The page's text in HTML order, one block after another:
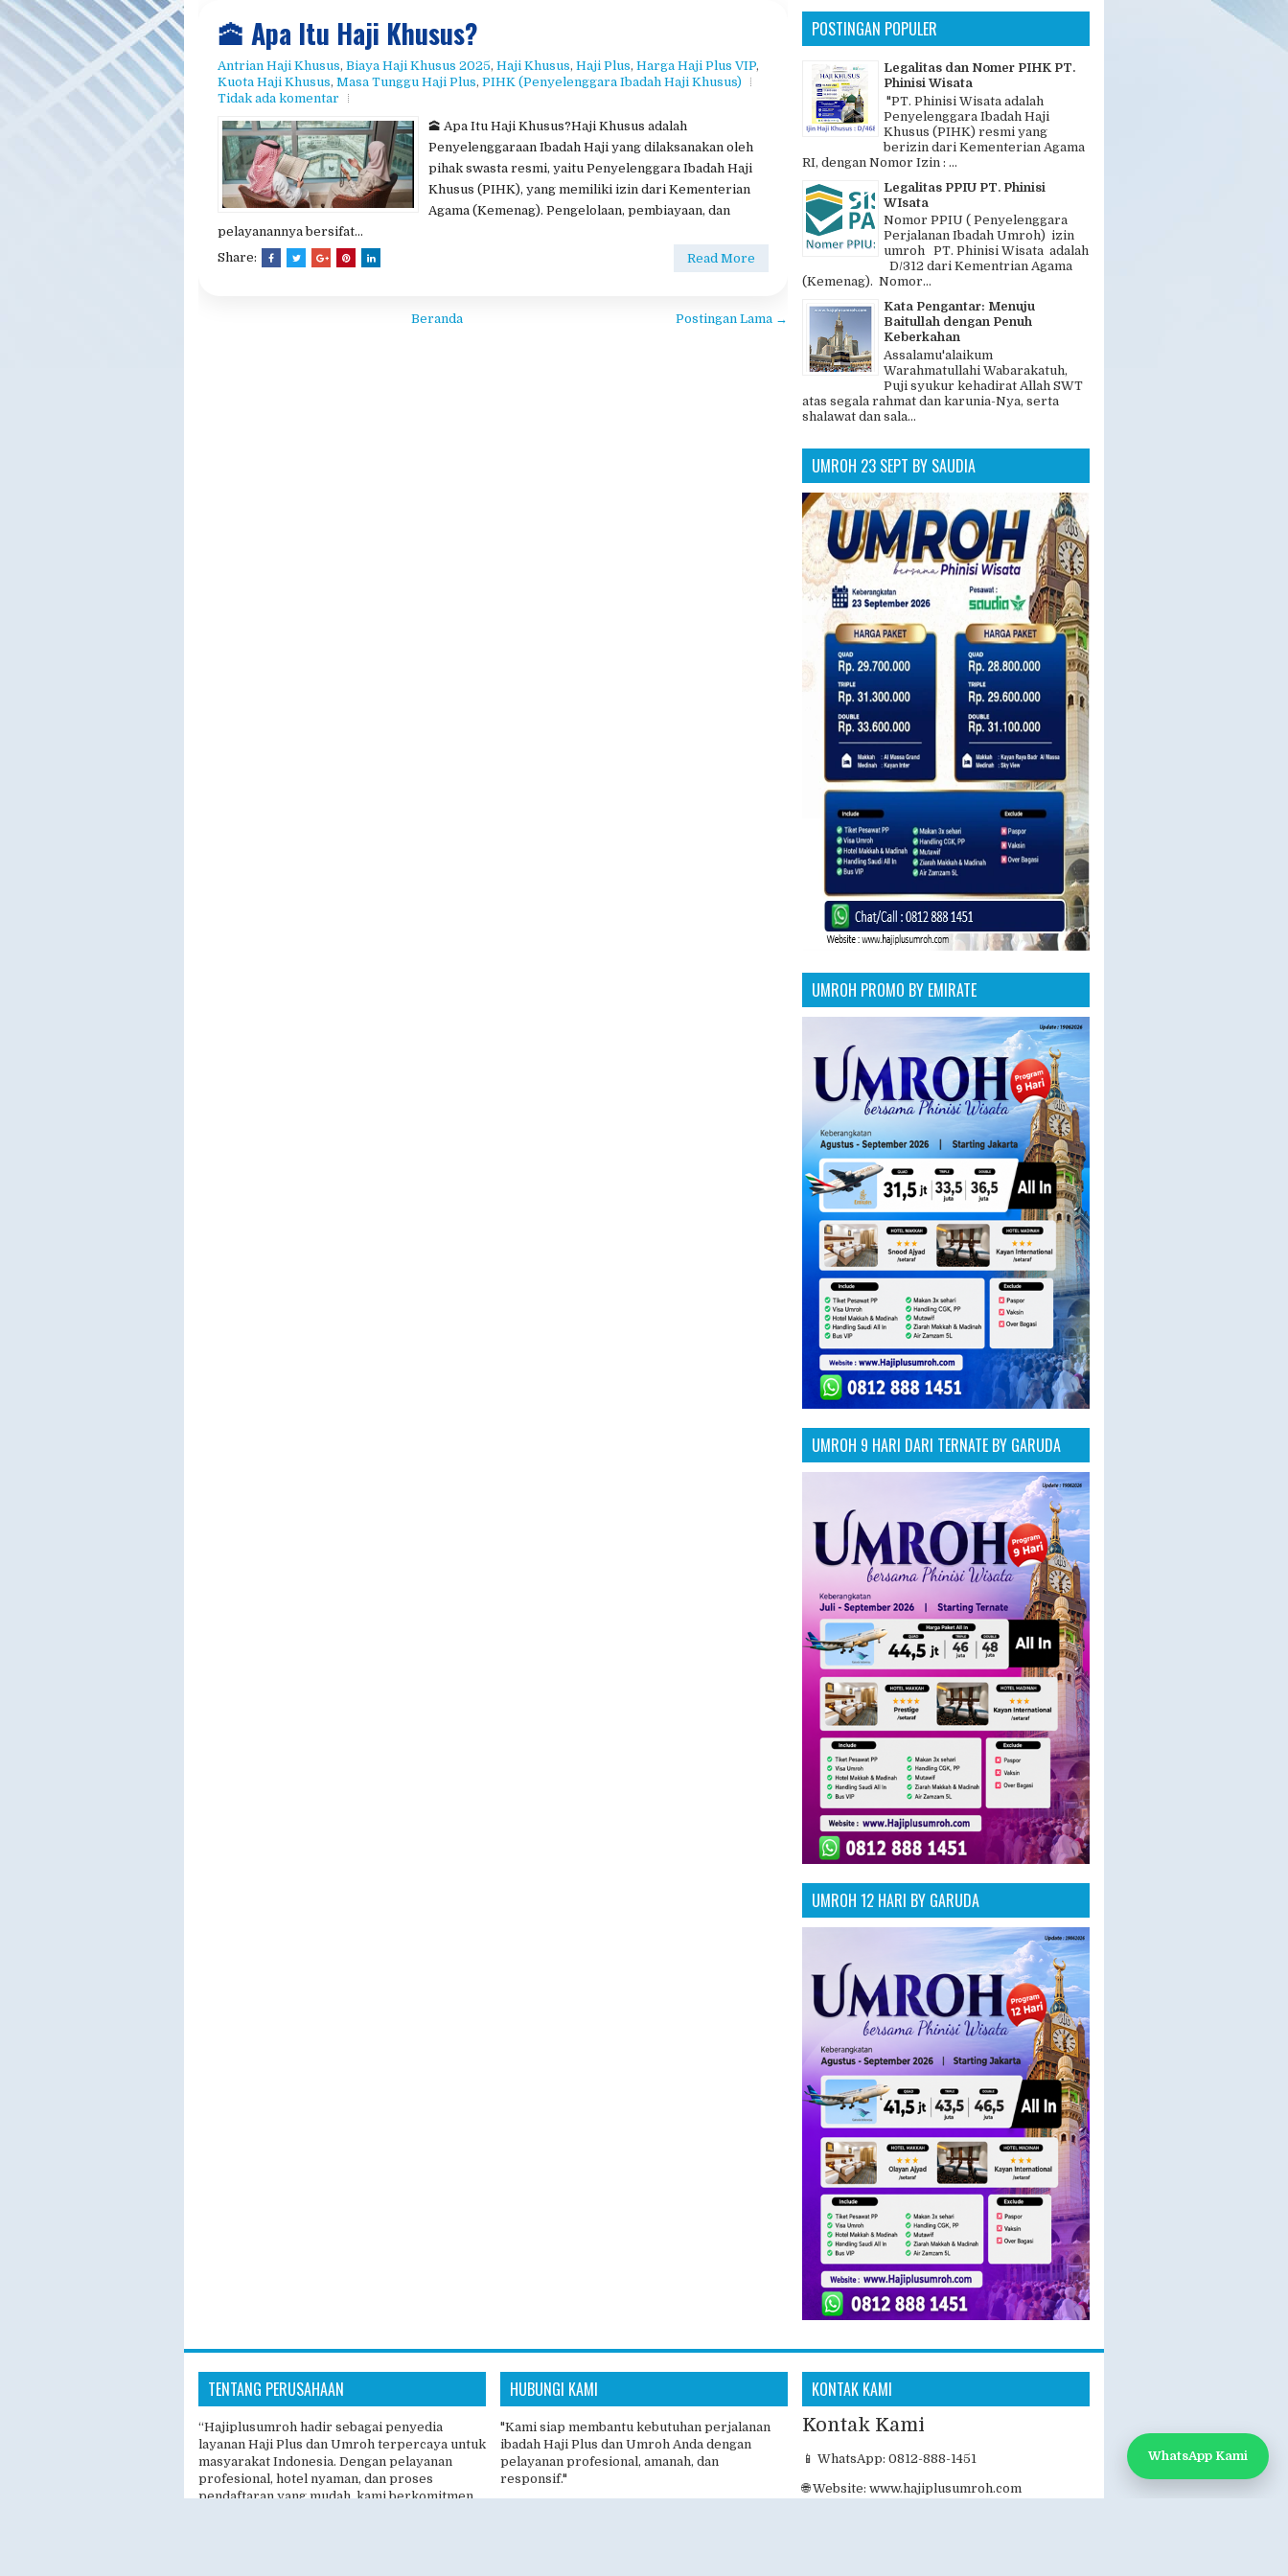
​🕋 Apa Itu Haji Khusus?
Antrian Haji Khusus​, ​Biaya Haji Khusus 2025, Haji Khusus​, Haji Plus, ​Harga Haji Plus VIP​,
Kuota Haji Khusus​, Masa Tunggu Haji Plus​, ​PIHK (Penyelenggara Ibadah Haji Khusus)​
Tidak ada komentar
🕋 Apa Itu Haji Khusus?Haji Khusus adalah
Penyelenggaraan Ibadah Haji yang dilaksanakan oleh
pihak swasta resmi, yaitu Penyelenggara Ibadah Haji
Khusus (PIHK), yang memiliki izin dari Kementerian
Agama (Kemenag). Pengelolaan, pembiayaan, dan
pelayanannya bersifat...
Share:
Read More
Postingan Lama →
Beranda
POSTINGAN POPULER
Legalitas dan Nomer PIHK PT.
Phinisi Wisata
"PT. Phinisi Wisata adalah
Penyelenggara Ibadah Haji
Khusus (PIHK) resmi yang
berizin dari Kementerian Agama
RI, dengan Nomor Izin : ...
Legalitas PPIU PT. Phinisi
WIsata
Nomor PPIU ( Penyelenggara
Perjalanan Ibadah Umroh) izin
umroh PT. Phinisi Wisata adalah
D/312 dari Kementrian Agama
(Kemenag). Nomor...
Kata Pengantar: Menuju
Baitullah dengan Penuh
Keberkahan
Assalamu'alaikum
Warahmatullahi Wabarakatuh,
Puji syukur kehadirat Allah SWT
atas segala rahmat dan karunia-Nya, serta
shalawat dan sala...
UMROH 23 SEPT BY SAUDIA
UMROH PROMO BY EMIRATE
UMROH 9 HARI DARI TERNATE BY GARUDA
UMROH 12 HARI BY GARUDA
TENTANG PERUSAHAAN
“Hajiplusumroh hadir sebagai penyedia
layanan Haji Plus dan Umroh terpercaya untuk
masyarakat Indonesia. Dengan pelayanan
profesional, hotel nyaman, dan proses
pendaftaran yang mudah, kami berkomitmen
HUBUNGI KAMI
"Kami siap membantu kebutuhan perjalanan
ibadah Haji Plus dan Umroh Anda dengan
pelayanan profesional, amanah, dan
responsif."
KONTAK KAMI
Kontak Kami
📱 WhatsApp: 0812-888-1451
🌐 Website: www.hajiplusumroh.com
WhatsApp Kami